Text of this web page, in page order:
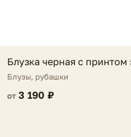
Блузка черная с
Блузы, рубашки
от 3 190 ₽